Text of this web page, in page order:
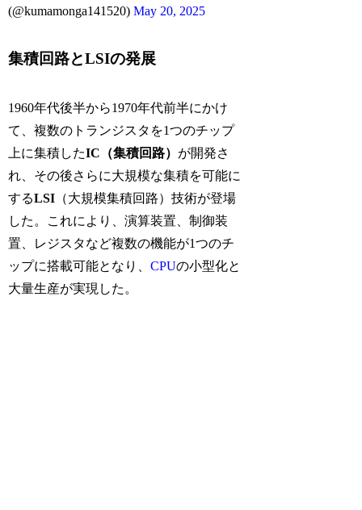
(@kumamonga141520)May 20, 2025
集積回路とLSIの発展
1960年代後半から1970年代前半にかけ
て、複数のトランジスタを1つのチップ
上に集積したIC（集積回路） が開発さ
れ、その後さらに大規模な集積を可能に
するLSI （大規模集積回路）技術が登場
した。これにより、演算装置、制御装
置、レジスタなど複数の機能が1つのチ
ップに搭載可能となり、CPUの小型化と
大量生産が実現した。